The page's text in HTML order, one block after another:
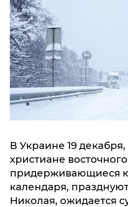
В Украине 19 декабря,
христиане
придерживающиеся
календаря,
Николая, ожидается